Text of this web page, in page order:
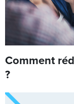
Comment
?